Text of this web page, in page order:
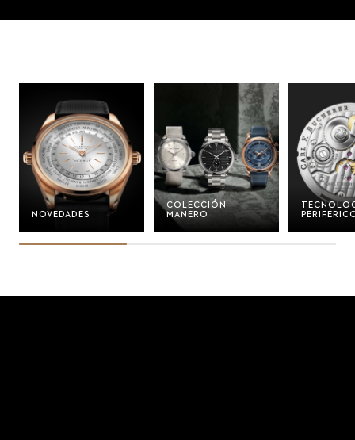
NOVEDADES
COLECCIÓN
MANERO